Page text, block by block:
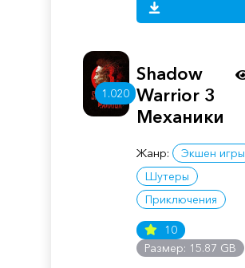
1.020
Shadow
Warrior 3
Механики
Жанр:
Экшен игры
Шутеры
Приключения
10
Размер: 15.87 GB